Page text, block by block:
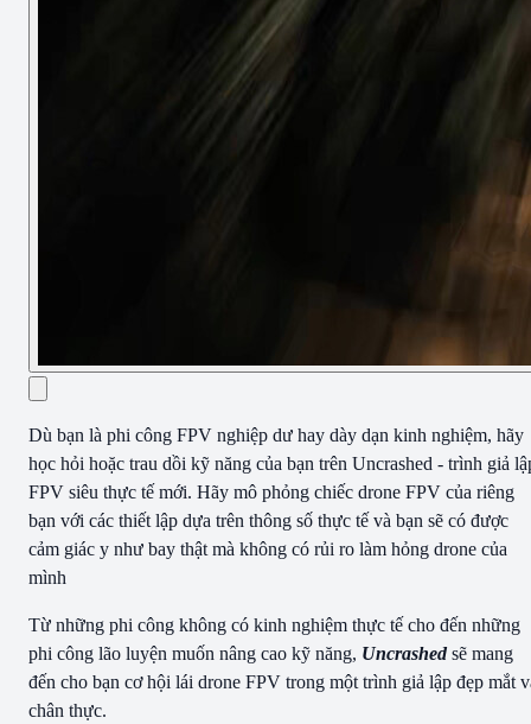
Dù bạn là phi công FPV nghiệp dư hay dày dạn kinh nghiệm, hãy
học hỏi hoặc trau dồi kỹ năng của bạn trên Uncrashed - trình giả
FPV siêu thực tế mới. Hãy mô phỏng chiếc drone FPV của riêng
bạn với các thiết lập dựa trên thông số thực tế và bạn sẽ có được
cảm giác y như bay thật mà không có rủi ro làm hỏng drone của
mình
Từ những phi công không có kinh nghiệm thực tế cho đến những
phi công lão luyện muốn nâng cao kỹ năng, Uncrashedsẽ mang
đến cho bạn cơ hội lái drone FPV trong một trình giả lập đẹp mắt
chân thực.